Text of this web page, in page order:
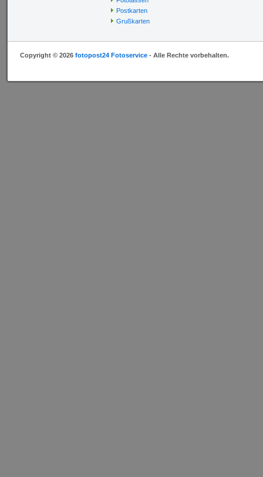
Postkarten
Grußkarten
Copyright © 2026 fotopost24 Fotoservice - Alle Rechte vorbehalten.